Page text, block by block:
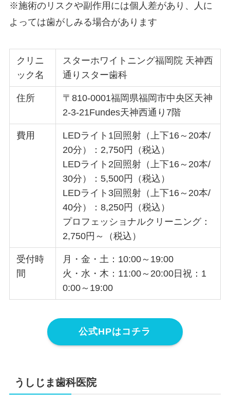
※施術のリスクや副作用には個人差があり、人に
よっては歯がしみる場合があります
クリニ
ック名
スターホワイトニング福岡院 天神西
通りスター歯科
住所
〒810-0001福岡県福岡市中央区天神
2-3-21Fundes天神西通り7階
費用
LEDライト1回照射（上下16～20本/
20分）：2,750円（税込）
LEDライト2回照射（上下16～20本/
30分）：5,500円（税込）
LEDライト3回照射（上下16～20本/
40分）：8,250円（税込）
プロフェッショナルクリーニング：
2,750円～（税込）
受付時
間
月・金・土：10:00～19:00
火・水・木：11:00～20:00日祝：1
0:00～19:00
公式HPはコチラ
うしじま歯科医院